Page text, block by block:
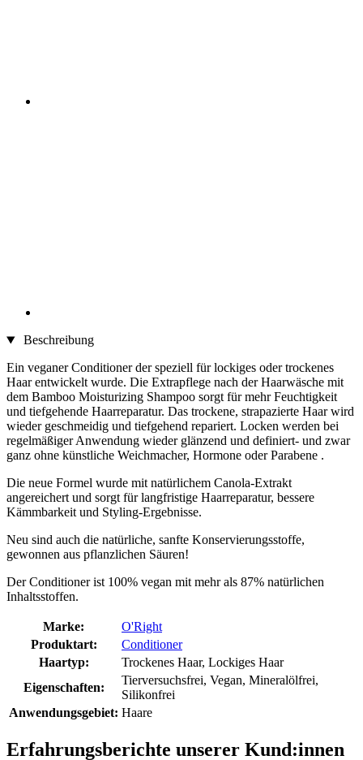
Beschreibung
Ein veganer Conditioner der speziell für lockiges oder trockenes
Haar entwickelt wurde. Die Extrapflege nach der Haarwäsche mit
dem Bamboo Moisturizing Shampoo sorgt für mehr Feuchtigkeit
und tiefgehende Haarreparatur. Das trockene, strapazierte Haar wird
wieder geschmeidig und tiefgehend repariert. Locken werden bei
regelmäßiger Anwendung wieder glänzend und definiert- und zwar
ganz ohne künstliche Weichmacher, Hormone oder Parabene .
Die neue Formel wurde mit natürlichem Canola-Extrakt
angereichert und sorgt für langfristige Haarreparatur, bessere
Kämmbarkeit und Styling-Ergebnisse.
Neu sind auch die natürliche, sanfte Konservierungsstoffe,
gewonnen aus pflanzlichen Säuren!
Der Conditioner ist 100% vegan mit mehr als 87% natürlichen
Inhaltsstoffen.
Marke:
O'Right
Produktart:
Conditioner
Haartyp:
Trockenes Haar, Lockiges Haar
Eigenschaften:
Tierversuchsfrei, Vegan, Mineralölfrei,
Silikonfrei
Anwendungsgebiet: Haare
Erfahrungsberichte unserer Kund:innen